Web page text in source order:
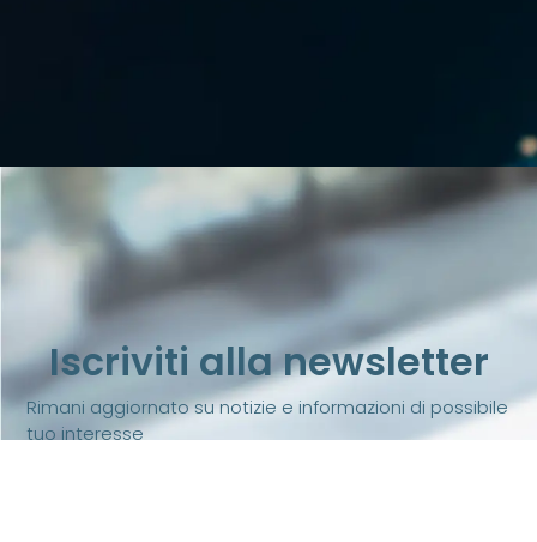
Iscriviti alla newsletter
Rimani aggiornato su notizie e informazioni di possibile
tuo interesse